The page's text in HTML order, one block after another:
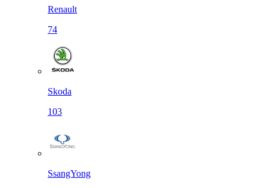
Renault
74
Skoda
103
SsangYong